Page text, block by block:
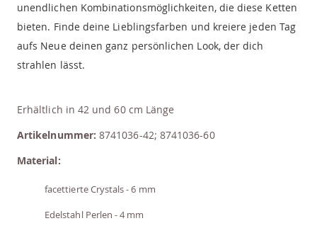
unendlichen Kombinationsmöglichkeiten, die diese Ketten
bieten. Finde deine Lieblingsfarben und kreiere jeden Tag
aufs Neue deinen ganz persönlichen Look, der dich
strahlen lässt.
Erhältlich in 42 und 60 cm Länge
Artikelnummer:8741036-42; 8741036-60
Material:
facettierte Crystals - 6 mm
Edelstahl Perlen - 4 mm